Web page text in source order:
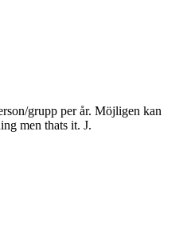
grupp per år. Möjligen kan
men thats it. J.